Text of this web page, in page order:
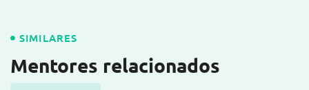
SIMILARES
Mentores relacionados